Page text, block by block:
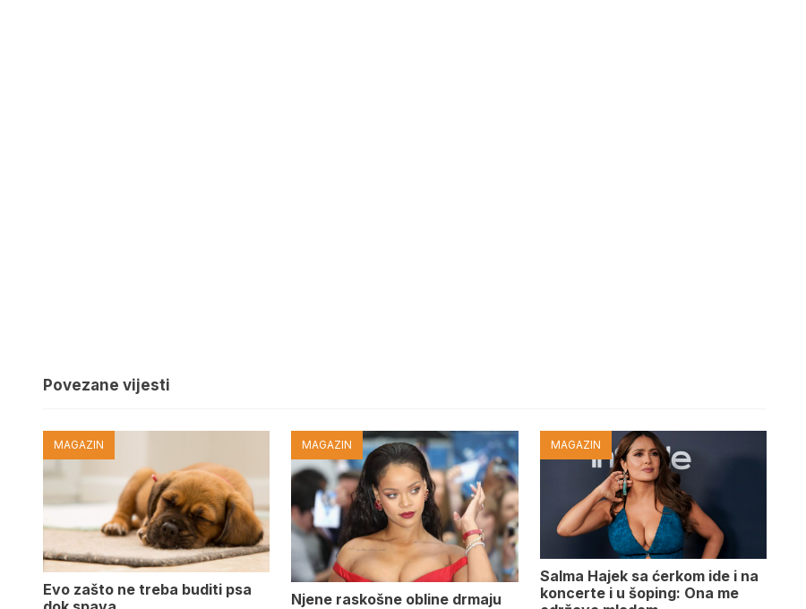
Povezane vijesti
MAGAZIN
Evo zašto ne treba buditi psa
MAGAZIN
Njene raskošne obline drmaju
MAGAZIN
Salma Hajek sa ćerkom ide i na
koncerte i u šoping: Ona me